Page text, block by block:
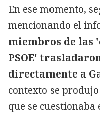
En ese momento,
mencionando el
miembros de las
PSOE'
directamente a
contexto se
que se